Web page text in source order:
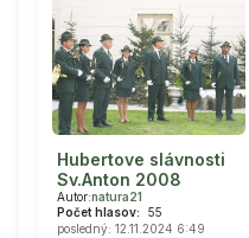
Hubertove slávnosti
Sv.Anton 2008
Autor:natura21
Počet hlasov:
55
posledný: 12.11.2024 6:49